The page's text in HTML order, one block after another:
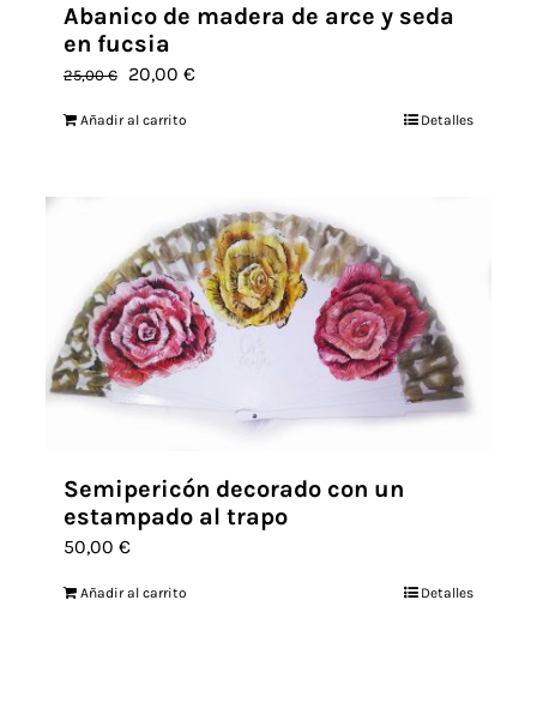
Abanico de madera de arce y seda
en fucsia
25,00€
El
20,00 €El
20,00 €.
Añadir al carrito Detalles
Semipericón decorado con un
estampado al trapo
50,00 €
Añadir al carrito Detalles